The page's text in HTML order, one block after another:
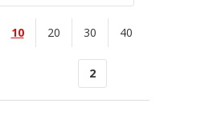
10 20 30 40
2